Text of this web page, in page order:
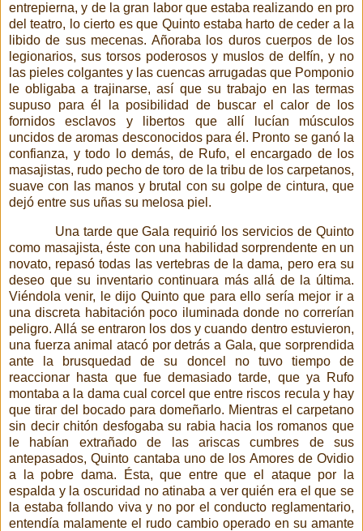
entrepierna, y de la gran labor que estaba realizando en pro
del teatro, lo cierto es que Quinto estaba harto de ceder a la
libido de sus mecenas. Añoraba los duros cuerpos de los
legionarios, sus torsos poderosos y muslos de delfín, y no
las pieles colgantes y las cuencas arrugadas que Pomponio
le obligaba a trajinarse, así que su trabajo en las termas
supuso para él la posibilidad de buscar el calor de los
fornidos esclavos y libertos que allí lucían músculos
uncidos de aromas desconocidos para él. Pronto se ganó la
confianza, y todo lo demás, de Rufo, el encargado de los
masajistas, rudo pecho de toro de la tribu de los carpetanos,
suave con las manos y brutal con su golpe de cintura, que
dejó entre sus uñas su melosa piel.
Una tarde que Gala requirió los servicios de Quinto
como masajista, éste con una habilidad sorprendente en un
novato, repasó todas las vertebras de la dama, pero era su
deseo que su inventario continuara más allá de la última.
Viéndola venir, le dijo Quinto que para ello sería mejor ir a
una discreta habitación poco iluminada donde no correrían
peligro. Allá se entraron los dos y cuando dentro estuvieron,
una fuerza animal atacó por detrás a Gala, que sorprendida
ante la brusquedad de su doncel no tuvo tiempo de
reaccionar hasta que fue demasiado tarde, que ya Rufo
montaba a la dama cual corcel que entre riscos recula y hay
que tirar del bocado para domeñarlo. Mientras el carpetano
sin decir chitón desfogaba su rabia hacia los romanos que
le habían extrañado de las ariscas cumbres de sus
antepasados, Quinto cantaba uno de los Amores de Ovidio
a la pobre dama. Ésta, que entre que el ataque por la
espalda y la oscuridad no atinaba a ver quién era el que se
la estaba follando viva y no por el conducto reglamentario,
entendía malamente el rudo cambio operado en su amante